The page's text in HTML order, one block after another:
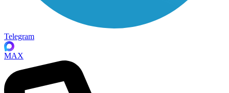
Telegram
MAX